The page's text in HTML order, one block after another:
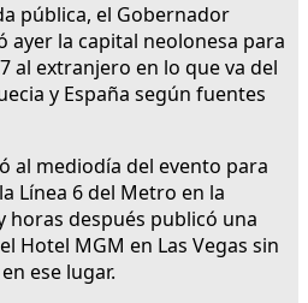
pública, el Gobernador
ayer la capital neolonesa para
al extranjero en lo que va del
y España según fuentes
al mediodía del evento para
Línea 6 del Metro en la
horas después publicó una
Hotel MGM en Las Vegas sin
ese lugar.